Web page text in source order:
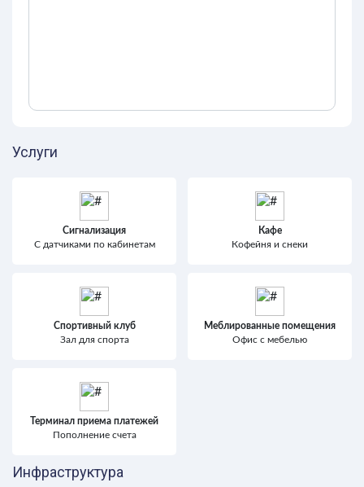
Услуги
Сигнализация
С датчиками по кабинетам
Кафе
Кофейня и снеки
Спортивный клуб
Зал для спорта
Меблированные помещения
Офис с мебелью
Терминал приема платежей
Пополнение счета
Инфраструктура